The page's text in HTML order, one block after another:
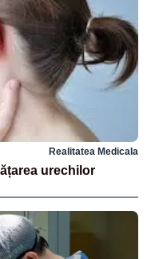
Realitatea Medicala
urechilor